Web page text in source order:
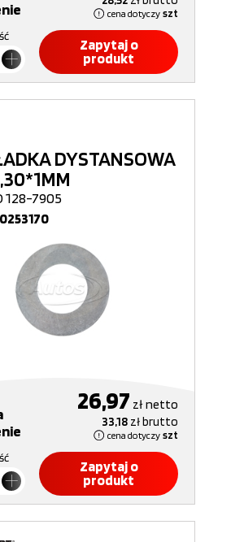
cena dotyczy szt
Zapytaj o
produkt
DYSTANSOWA
128-7905
0253170
26,97 złnetto
33,18 złbrutto
cena dotyczy szt
Zapytaj o
produkt